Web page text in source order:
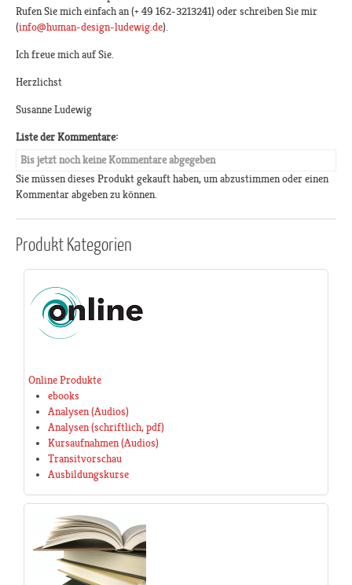
Rufen Sie mich einfach an (+ 49 162-3213241) oder schreiben Sie mir
(info@human-design-ludewig.de).
Ich freue mich auf Sie.
Herzlichst
Susanne Ludewig
Liste der Kommentare:
Bis jetzt noch keine Kommentare abgegeben
Sie müssen dieses Produkt gekauft haben, um abzustimmen oder einen
Kommentar abgeben zu können.
ProduktKategorien
Online Produkte
ebooks
Analysen (Audios)
Analysen (schriftlich, pdf)
Kursaufnahmen (Audios)
Transitvorschau
Ausbildungskurse